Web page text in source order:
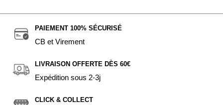
PAIEMENT 100% SÉCURISÉ
CB et Virement
LIVRAISON OFFERTE DÈS 60€
Expédition sous 2-3j
CLICK & COLLECT